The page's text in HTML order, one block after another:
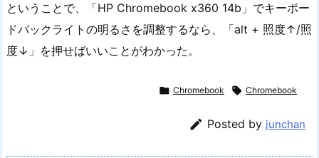
ということで、「HP Chromebook x360 14b」でキーボー
ドバックライトの明るさを調整するなら、「alt + 照度↑/照
度↓」を押せばいいことがわかった。
 Chromebook  Chromebook
 Posted by junchan